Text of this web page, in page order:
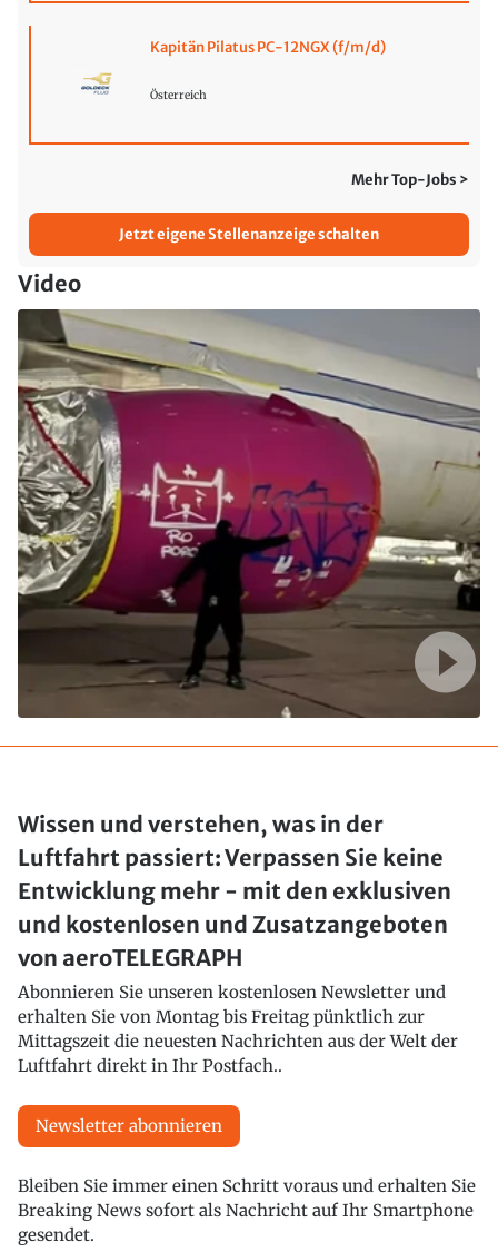
Kapitän Pilatus PC-12NGX (f/m/d)
Österreich
Mehr Top-Jobs >
Jetzt eigene Stellenanzeige schalten
Video
Wissen und verstehen, was in der
Luftfahrt passiert: Verpassen Sie keine
Entwicklung mehr - mit den exklusiven
und kostenlosen und Zusatzangeboten
von aeroTELEGRAPH
Abonnieren Sie unseren kostenlosen Newsletter und
erhalten Sie von Montag bis Freitag pünktlich zur
Mittagszeit die neuesten Nachrichten aus der Welt der
Luftfahrt direkt in Ihr Postfach..
Newsletter abonnieren
Bleiben Sie immer einen Schritt voraus und erhalten Sie
Breaking News sofort als Nachricht auf Ihr Smartphone
gesendet.